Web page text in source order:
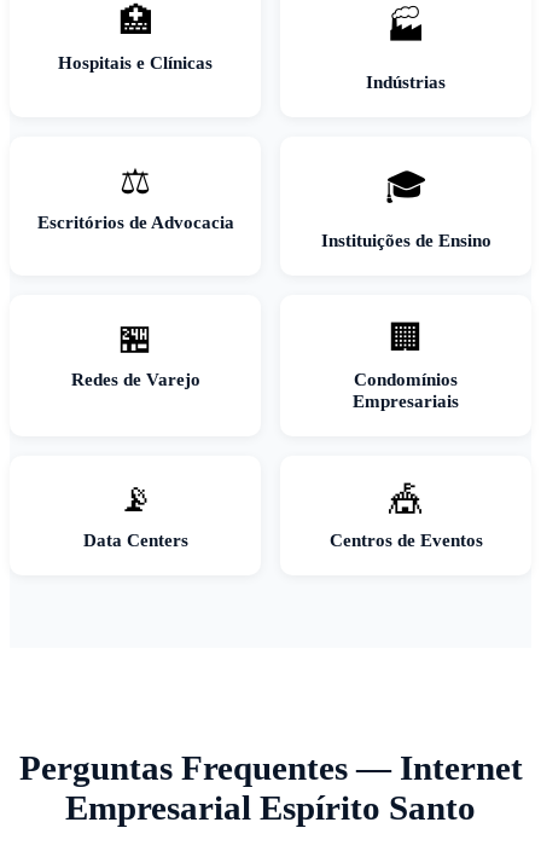
🏥
Hospitais e Clínicas
🏭
Indústrias
⚖️
Escritórios de Advocacia
🎓
Instituições de Ensino
🏪
Redes de Varejo
🏢
Condomínios
Empresariais
📡
Data Centers
🎪
Centros de Eventos
Perguntas Frequentes — Internet
Empresarial Espírito Santo